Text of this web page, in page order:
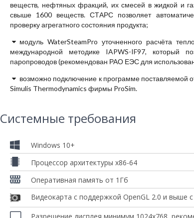
веществ, нефтяных фракций, их смесей в жидкой и
свыше 1600 веществ. СТАРС позволяет
проверку агрегатного состояния продукта;
модуль WaterSteamPro уточненного расчёта
международной методике IAPWS-IF97, который
паропроводов (рекомендован РАО ЕЭС для
возможно подключение к программе поставляемой
Simulis Thermodynamics фирмы ProSim.
Системные требования
Windows 10+
Процессор архитектуры x86-64
Оперативная память от 1Гб
Видеокарта c поддержкой OpenGL 2.0 и выше